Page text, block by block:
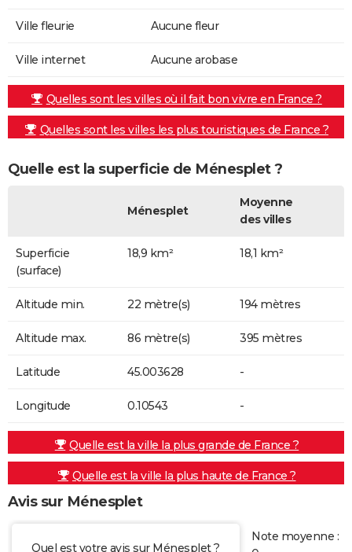
Ville fleurie Aucune fleur
Ville internet Aucune arobase
Quelles sont les villes où il fait bon vivre en France ?
Quelles sont les villes les plus touristiques de France ?
Quelle est la superficie de Ménesplet ?
Ménesplet
Moyenne
des villes
Superficie
(surface)
18,9 km² 18,1 km²
Altitude min. 22 mètre(s) 194 mètres
Altitude max. 86 mètre(s) 395 mètres
Latitude 45.003628 -
Longitude 0.10543 -
Quelle est la ville la plus grande de France ?
Quelle est la ville la plus haute de France ?
Avis sur Ménesplet
Quel est votre avis sur Ménesplet ?
Note moyenne :